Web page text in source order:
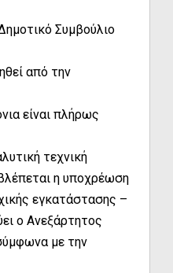
Συμβούλιο
από την
είναι πλήρως
τεχνική
η υποχρέωση
εγκατάστασης –
ο Ανεξάρτητος
με την